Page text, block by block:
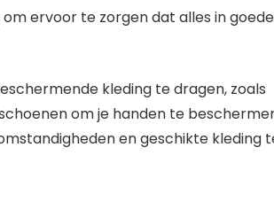
ervoor te zorgen dat alles in goede
kleding te dragen, zoals
om je handen te
en geschikte kleding